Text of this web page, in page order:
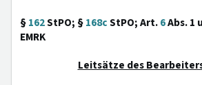
§162StPO; §168cStPO; Art.6Abs. 1
EMRK
Leitsätze des